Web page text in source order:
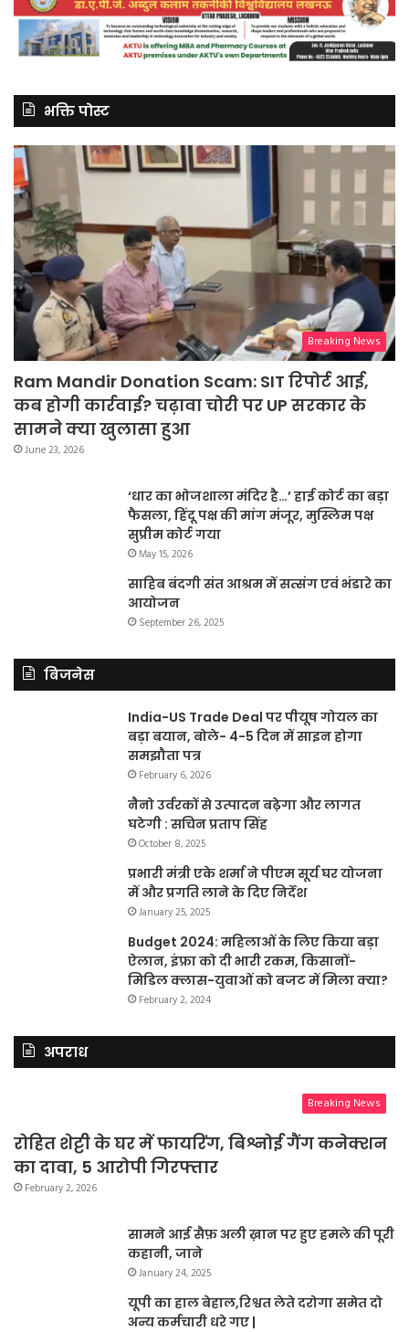
भक्ति पोस्ट
Breaking News
Ram Mandir Donation Scam: SIT रिपोर्ट आई,
कब होगी कार्रवाई? चढ़ावा चोरी पर UP सरकार के
सामने क्या खुलासा हुआ
June 23, 2026
‘धार का भोजशाला मंदिर है…’ हाई कोर्ट का बड़ा
फैसला, हिंदू पक्ष की मांग मंजूर, मुस्लिम पक्ष
सुप्रीम कोर्ट गया
May 15, 2026
साहिब बंदगी संत आश्रम में सत्संग एवं भंडारे का
आयोजन
September 26, 2025
बिजनेस
India-US Trade Deal पर पीयूष गोयल का
बड़ा बयान, बोले- 4-5 दिन में साइन होगा
समझौता पत्र
February 6, 2026
नैनो उर्वरकों से उत्पादन बढ़ेगा और लागत
घटेगी : सचिन प्रताप सिंह
October 8, 2025
प्रभारी मंत्री एके शर्मा ने पीएम सूर्य घर योजना
में और प्रगति लाने के दिए निर्देश
January 25, 2025
Budget 2024: महिलाओं के लिए किया बड़ा
ऐलान, इंफ्रा को दी भारी रकम, किसानों-
मिडिल क्लास-युवाओं को बजट में मिला क्या?
February 2, 2024
अपराध
Breaking News
रोहित शेट्टी के घर में फायरिंग, बिश्नोई गैंग कनेक्शन
का दावा, 5 आरोपी गिरफ्तार
February 2, 2026
सामने आई सैफ़ अली ख़ान पर हुए हमले की पूरी
कहानी, जाने
January 24, 2025
यूपी का हाल बेहाल,रिश्वत लेते दरोगा समेत दो
अन्य कर्मचारी धरे गए |